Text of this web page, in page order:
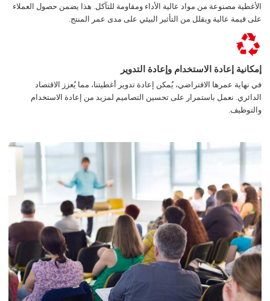
الأغطية مصنوعة من مواد عالية الأداء ومقاومة للتآكل. هذا يضمن حصول العملاء
على قيمة عالية ويقلل من التأثير البيئي على مدى عمر المنتج.
إمكانية إعادة الاستخدام وإعادة التدوير
في نهاية عمرها الافتراضي، يُمكن إعادة تدوير أغطيتنا، مما يُعزز الاقتصاد
الدائري. نعمل باستمرار على تحسين التصاميم لمزيد من إعادة الاستخدام
والتوظيف.